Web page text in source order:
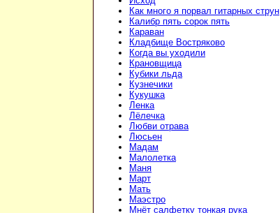
Как много я порвал гитарных струн
Калибр пять сорок пять
Караван
Кладбище Востряково
Когда вы уходили
Крановщица
Кубики льда
Кузнечики
Кукушка
Ленка
Лёлечка
Любви отрава
Люсьен
Мадам
Малолетка
Маня
Март
Мать
Маэстро
Мнёт салфетку тонкая рука